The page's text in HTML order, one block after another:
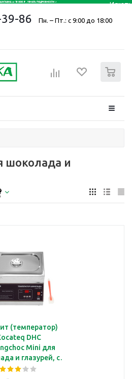
86 Пн. – Пт.: с 9:00 до 18:00
шоколада и
(температор)
DHC
Mini для
и глазурей, с
GN1/3,